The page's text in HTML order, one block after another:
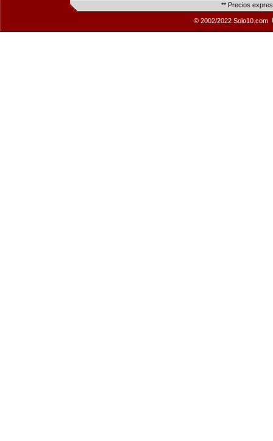
** Precios
© 2002/2022 Solo10.com